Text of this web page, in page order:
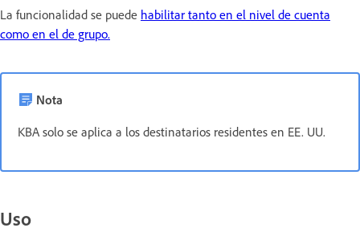
La funcionalidad se puede habilitar tanto en el nivel de cuenta
como en el de grupo.
Nota
KBA solo se aplica a los destinatarios residentes en EE. UU.
Uso